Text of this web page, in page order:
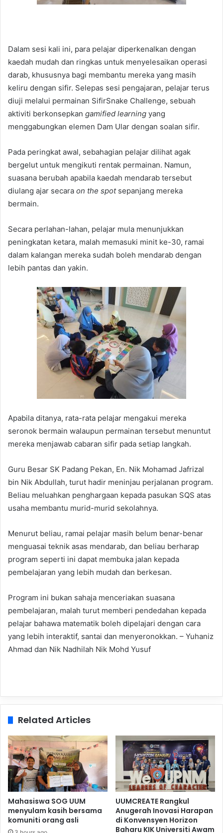
Dalam sesi kali ini, para pelajar diperkenalkan dengan
kaedah mudah dan ringkas untuk menyelesaikan operasi
darab, khususnya bagi membantu mereka yang masih
keliru dengan sifir. Selepas sesi pengajaran, pelajar terus
diuji melalui permainan SifirSnake Challenge, sebuah
aktiviti berkonsepkan gamified learning yang
menggabungkan elemen Dam Ular dengan soalan sifir.
Pada peringkat awal, sebahagian pelajar dilihat agak
bergelut untuk mengikuti rentak permainan. Namun,
suasana berubah apabila kaedah mendarab tersebut
diulang ajar secara on the spotsepanjang mereka
bermain.
Secara perlahan-lahan, pelajar mula menunjukkan
peningkatan ketara, malah memasuki minit ke-30, ramai
dalam kalangan mereka sudah boleh mendarab dengan
lebih pantas dan yakin.
Apabila ditanya, rata-rata pelajar mengakui mereka
seronok bermain walaupun permainan tersebut menuntut
mereka menjawab cabaran sifir pada setiap langkah.
Guru Besar SK Padang Pekan, En. Nik Mohamad Jafrizal
bin Nik Abdullah, turut hadir meninjau perjalanan program.
Beliau meluahkan penghargaan kepada pasukan SQS atas
usaha membantu murid-murid sekolahnya.
Menurut beliau, ramai pelajar masih belum benar-benar
menguasai teknik asas mendarab, dan beliau berharap
program seperti ini dapat membuka jalan kepada
pembelajaran yang lebih mudah dan berkesan.
Program ini bukan sahaja menceriakan suasana
pembelajaran, malah turut memberi pendedahan kepada
pelajar bahawa matematik boleh dipelajari dengan cara
yang lebih interaktif, santai dan menyeronokkan. – Yuhaniz
Ahmad dan Nik Nadhilah Nik Mohd Yusuf
Related Articles
Mahasiswa SOG UUM
menyulam kasih bersama
komuniti orang asli
UUMCREATE Rangkul
Anugerah Inovasi Harapan
di Konvensyen Horizon
Baharu KIK Universiti Awam